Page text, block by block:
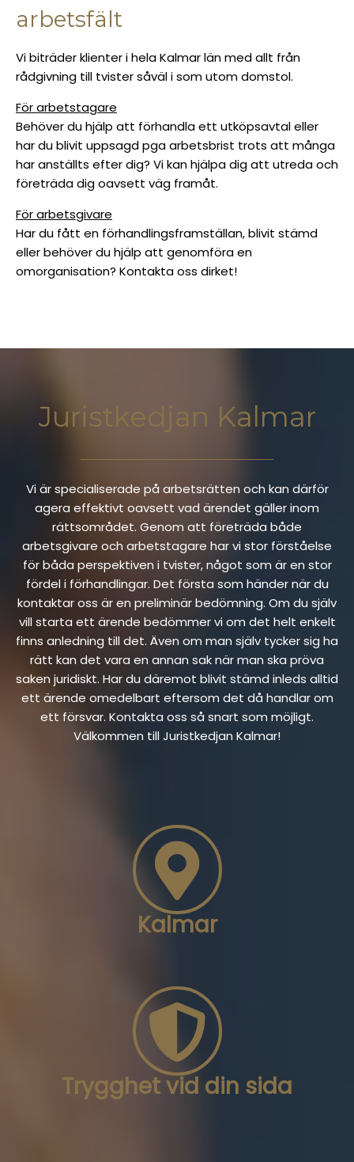
arbetsfält
Vi biträder klienter i hela Kalmar län med allt från
rådgivning till tvister såväl i som utom domstol.
För arbetstagare
Behöver du hjälp att förhandla ett utköpsavtal eller
har du blivit uppsagd pga arbetsbrist trots att många
har anställts efter dig? Vi kan hjälpa dig att utreda och
företräda dig oavsett väg framåt.
För arbetsgivare
Har du fått en förhandlingsframställan, blivit stämd
eller behöver du hjälp att genomföra en
omorganisation? Kontakta oss dirket!
Juristkedjan Kalmar
Vi är specialiserade på arbetsrätten och kan därför
agera effektivt oavsett vad ärendet gäller inom
rättsområdet. Genom att företräda både
arbetsgivare och arbetstagare har vi stor förståelse
för båda perspektiven i tvister, något som är en stor
fördel i förhandlingar. Det första som händer när du
kontaktar oss är en preliminär bedömning. Om du själv
vill starta ett ärende bedömmer vi om det helt enkelt
finns anledning till det. Även om man själv tycker sig ha
rätt kan det vara en annan sak när man ska pröva
saken juridiskt. Har du däremot blivit stämd inleds alltid
ett ärende omedelbart eftersom det då handlar om
ett försvar. Kontakta oss så snart som möjligt.
Välkommen till Juristkedjan Kalmar!
Kalmar
Trygghet vid din sida